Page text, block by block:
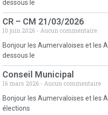
dessous le
CR – CM 21/03/2026
10 juin 2026
Aucun commentaire
Bonjour les Aumervaloises et les
dessous le
Conseil Municipal
16 mars 2026
Aucun commentaire
Bonjour les Aumervaloises et les
élections